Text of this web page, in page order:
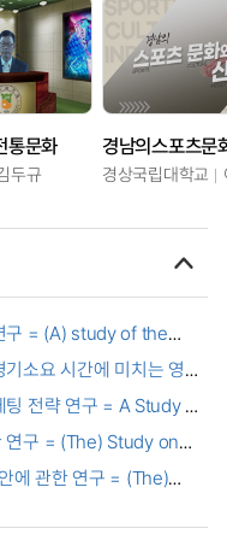
통문화
두규
경남의스포츠문
경상국립대학교
구 = (A) study of the
history
소요 시간에 미치는 영향
on Satba Grips in
revision with after
전략 연구 = A Study on
of Professional
연구 = (The) Study on
in ssireum
에 관한 연구 = (The)